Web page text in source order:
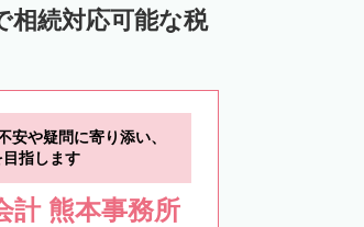
相続対応可能な税
安や疑問に寄り添い、
指します
計 熊本事務所